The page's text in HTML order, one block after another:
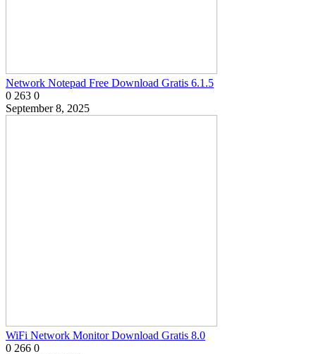
Network Notepad Free Download Gratis 6.1.5
0 263 0
September 8, 2025
WiFi Network Monitor Download Gratis 8.0
0 266 0